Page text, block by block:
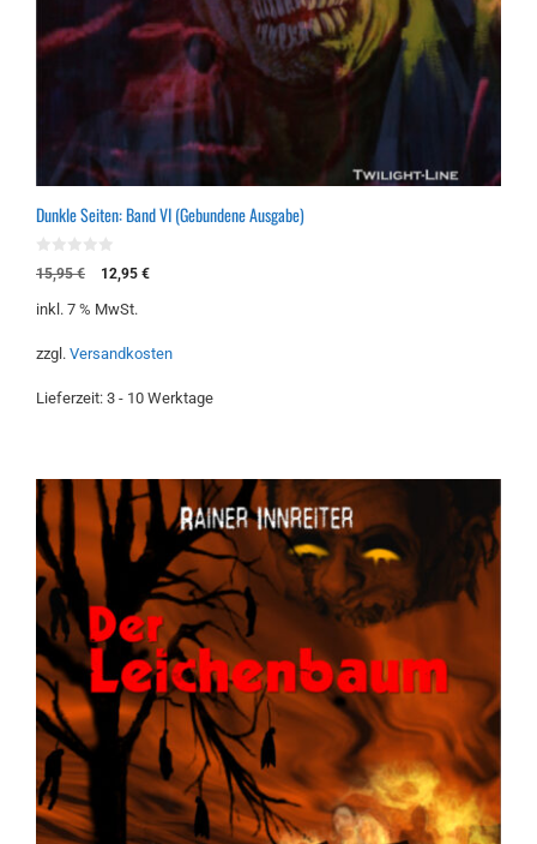
Dunkle Seiten: Band VI (Gebundene Ausgabe)
0
v
n
15,95€
Ursprünglicher
war:
12,95 €Aktueller
inkl. 7 % MwSt.
zzgl. Versandkosten
Lieferzeit: 3 - 10 Werktage